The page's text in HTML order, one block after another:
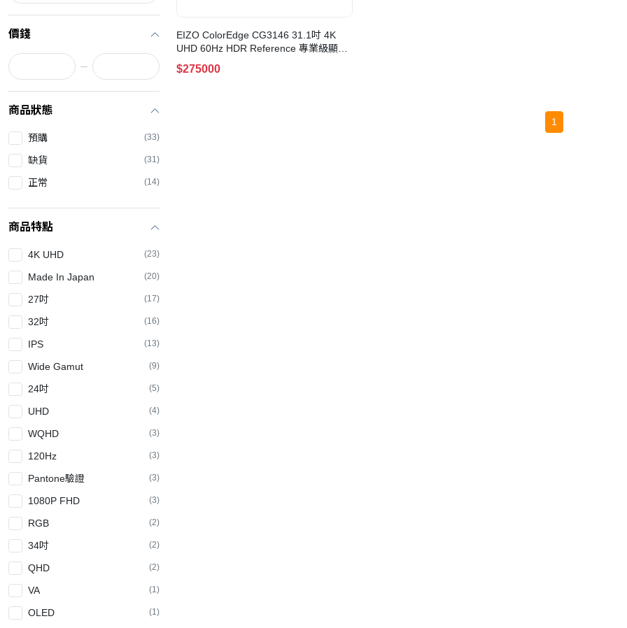
價錢
商品狀態
預購 (33)
缺貨 (31)
正常 (14)
商品特點
4K UHD (23)
Made In Japan (20)
27吋 (17)
32吋 (16)
IPS (13)
Wide Gamut (9)
24吋 (5)
UHD (4)
WQHD (3)
120Hz (3)
Pantone驗證 (3)
1080P FHD (3)
RGB (2)
34吋 (2)
QHD (2)
VA (1)
OLED (1)
EIZO ColorEdge CG3146 31.1吋 4K
UHD 60Hz HDR Reference 專業級顯示
器
$275000
1